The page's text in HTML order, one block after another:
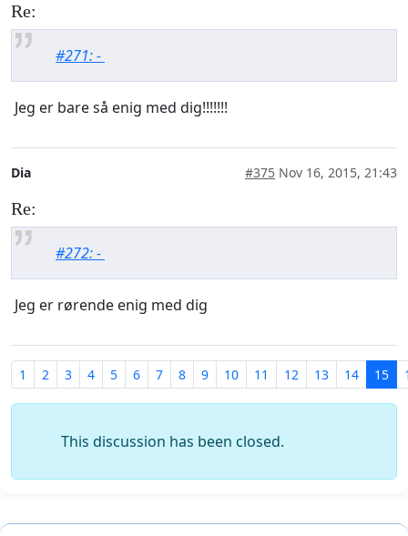
Re:
#271: -
Jeg er bare så enig med dig!!!!!!!
Dia #375 Nov 16, 2015, 21:43
Re:
#272: -
Jeg er rørende enig med dig
1 2 3 4 5 6 7 8 9 10 11 12 13 14 15
This discussion has been closed.